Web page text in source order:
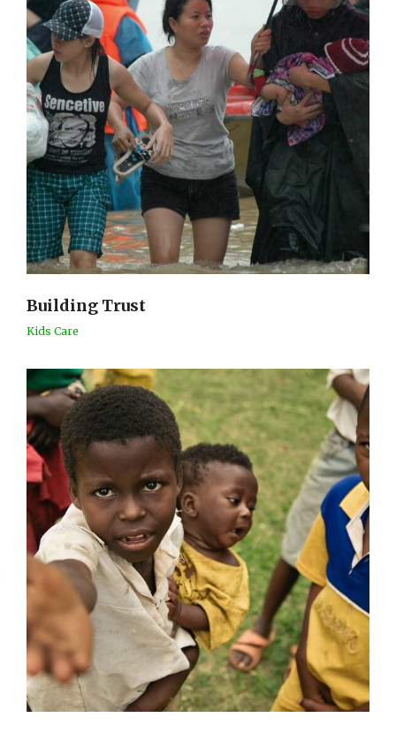
Building Trust
Kids Care